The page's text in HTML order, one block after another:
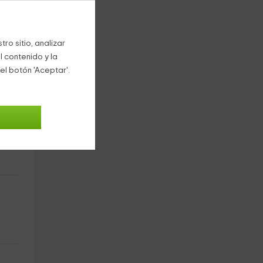
sitio, analizar
contenido y la
botón 'Aceptar'.